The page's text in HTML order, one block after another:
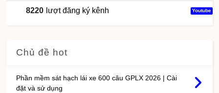
8220 lượt đăng ký kênh Youtube
Chủ đề hot
Phần mềm sát hạch lái xe 600 câu GPLX 2026 | Cài
đặt và sử dụng